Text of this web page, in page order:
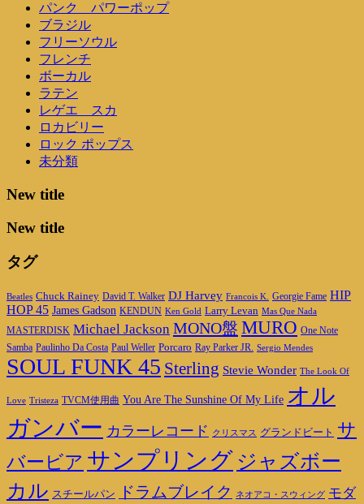
パンク パワーポップ
ブラジル
フリーソウル
フレンチ
ボーカル
ラテン
レゲエ スカ
ロカビリー
ロック ポップス
未分類
New title
New title
タグ
Beatles Chuck Rainey David T. Walker DJ Harvey Francois K. Georgie Fame HIP
HOP 45 James Gadson KENDUN Ken Gold Larry Levan Mas Que Nada
MASTERDISK Michael Jackson MONO盤 MURO One Note
Samba Paulinho Da Costa Paul Weller Porcaro Ray Parker JR. Sergio Mendes
SOUL FUNK 45 Sterling Stevie Wonder The Look Of
Love Tristeza TVCM使用曲 You Are The Sunshine Of My Life オル
ガンバー カラーレコード クリスマス グランドビート サ
バービア サンプリング ジャズボー
カル スチールパン ドラムブレイク ネオアコ・スウィング モダ